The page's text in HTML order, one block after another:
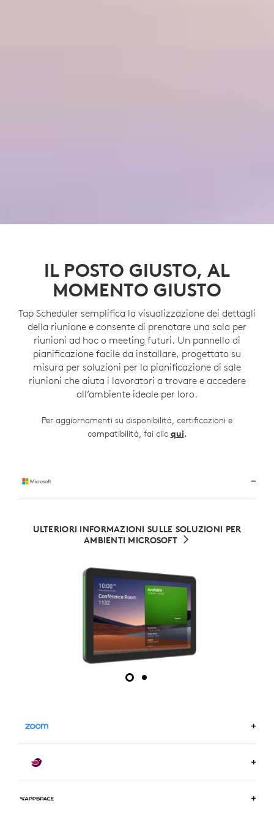
IL POSTO GIUSTO, AL
MOMENTO GIUSTO
Tap Scheduler semplifica la visualizzazione dei dettagli
della riunione e consente di prenotare una sala per
riunioni ad hoc o meeting futuri. Un pannello di
pianificazione facile da installare, progettato su
misura per soluzioni per la pianificazione di sale
riunioni che aiuta i lavoratori a trovare e accedere
all’ambiente ideale per loro.
Per aggiornamenti su disponibilità, certificazioni e
compatibilità, fai clic qui.
ULTERIORI INFORMAZIONI SULLE SOLUZIONI PER
AMBIENTI MICROSOFT